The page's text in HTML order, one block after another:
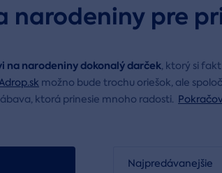
narodeniny pre
na narodeniny dokonalý darček, ktorý si
možno bude trochu oriešok, ale
ktorá prinesie mnoho radosti.
Najpredávanejšie